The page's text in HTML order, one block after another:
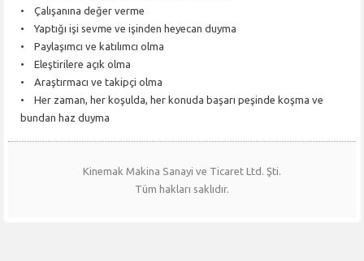
• Çalışanına değer verme
• Yaptığı işi sevme ve işinden heyecan duyma
• Paylaşımcı ve katılımcı olma
• Eleştirilere açık olma
• Araştırmacı ve takipçi olma
• Her zaman, her koşulda, her konuda başarı peşinde koşma ve
bundan haz duyma
Kinemak Makina Sanayi ve Ticaret Ltd. Şti.
Tüm hakları saklıdır.